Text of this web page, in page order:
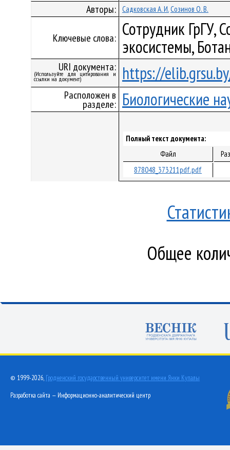
Авторы: Садковская А. И.Созинов О. В.
Ключевые слова: Сотрудник ГрГУ,
экосистемы,
URI документа:
(Используйте для цитирования и
ссылки на документ) https://
Расположен в
разделе: Биологические
Полный текст документа:
Файл
878048_373211pdf.pdf
Общее
© 1999-2026, Гродненский государственный университет имени Янки Купалы
Разработка сайта — Информационно-аналитический центр